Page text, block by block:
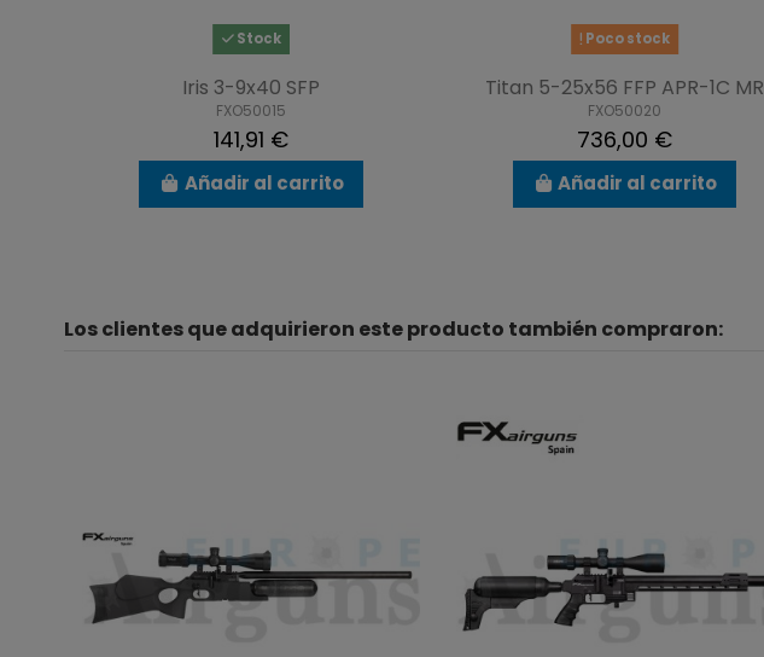
Stock
Iris 3-9x40 SFP
FXO50015
141,91 €
Añadir al carrito
Poco stock
Titan 5-25x56 FFP APR-1C MR
FXO50020
736,00 €
Añadir al carrito
Los clientes que adquirieron este producto también compraron: